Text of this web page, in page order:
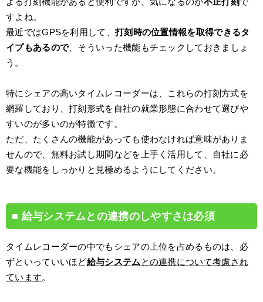
すよね。
最近ではGPSを利用して、打刻時の位置情報を取得できるタ
イプもあるので、そういった機能もチェックしておきましょ
う。
特にシェアの高いタイムレコーダーは、これらの打刻方式を
網羅しており、打刻形式を自社の就業形態に合わせて選びや
すいのが多いのが特徴です。
ただ、たくさんの機能があっても使わなければ意味がありま
せんので、無料お試し期間などを上手く活用して、自社に必
要な機能をしっかりと見極めるようにしてください。
給与システムとの連携のしやすさは必須
タイムレコーダーの中でもシェアの上位を占めるものは、必
ずといっていいほど給与システム との連携について考慮され
ています。